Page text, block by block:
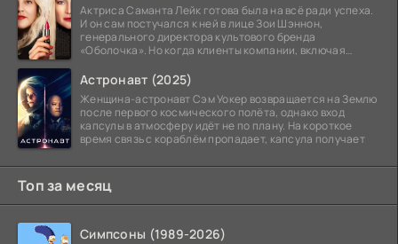
Актриса Саманта Лейк готова была на всё ради успеха.
И он сам постучался к ней в лице Зои Шэннон,
генерального директора культового бренда
«Оболочка». Но когда клиенты компании, включая
Астронавт (2025)
Женщина-астронавт Сэм Уокер возвращается на Землю
после первого космического полёта, однако вход
капсулы в атмосферу идёт не по плану. На короткое
время связь с кораблём пропадает, капсула получает
Топ за месяц
Симпсоны (1989-2026)